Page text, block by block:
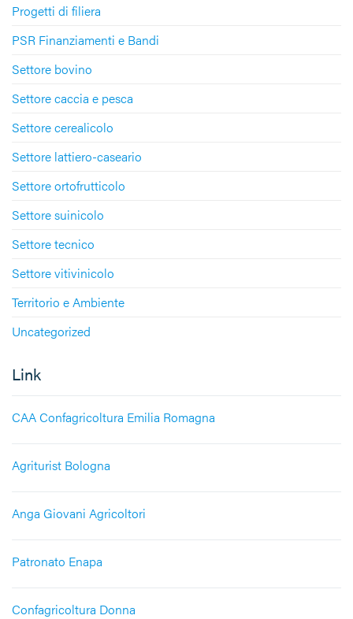
Progetti di filiera
PSR Finanziamenti e Bandi
Settore bovino
Settore caccia e pesca
Settore cerealicolo
Settore lattiero-caseario
Settore ortofrutticolo
Settore suinicolo
Settore tecnico
Settore vitivinicolo
Territorio e Ambiente
Uncategorized
Link
CAA Confagricoltura Emilia Romagna
Agriturist Bologna
Anga Giovani Agricoltori
Patronato Enapa
Confagricoltura Donna